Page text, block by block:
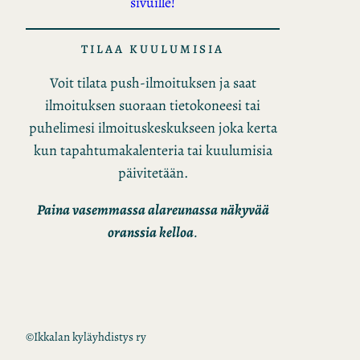
TILAA KUULUMISIA
Voit tilata push-ilmoituksen ja saat
ilmoituksen suoraan tietokoneesi tai
puhelimesi ilmoituskeskukseen joka kerta
kun tapahtumakalenteria tai kuulumisia
päivitetään.
Paina vasemmassa alareunassa näkyvää
oranssia kelloa.
©Ikkalan kyläyhdistys ry